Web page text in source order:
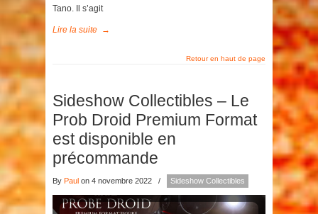
Tano. Il s’agit
Lire la suite →
Retour en haut de page
Sideshow Collectibles – Le
Prob Droid Premium Format
est disponible en
précommande
By Paul on 4 novembre 2022 / Sideshow Collectibles